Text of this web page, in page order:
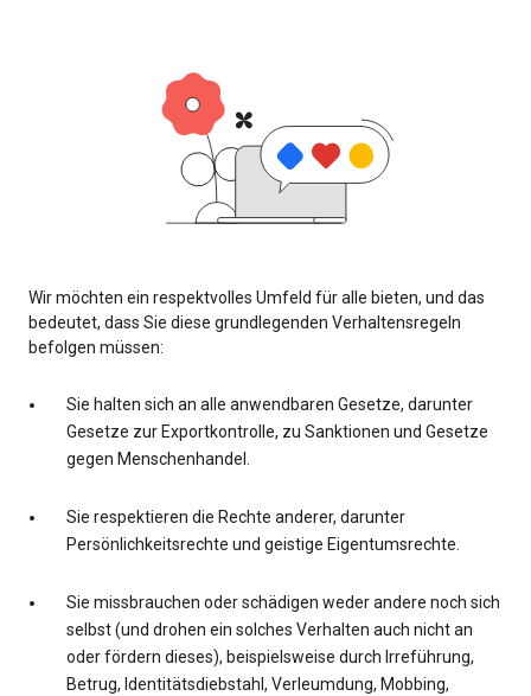
Wir möchten ein respektvolles Umfeld für alle bieten, und das
bedeutet, dass Sie diese grundlegenden Verhaltensregeln
befolgen müssen:
Sie halten sich an alle anwendbaren Gesetze, darunter
Gesetze zur Exportkontrolle, zu Sanktionen und Gesetze
gegen Menschenhandel.
Sie respektieren die Rechte anderer, darunter
Persönlichkeitsrechte und geistige Eigentumsrechte.
Sie missbrauchen oder schädigen weder andere noch sich
selbst (und drohen ein solches Verhalten auch nicht an
oder fördern dieses), beispielsweise durch Irreführung,
Betrug, Identitätsdiebstahl, Verleumdung, Mobbing,